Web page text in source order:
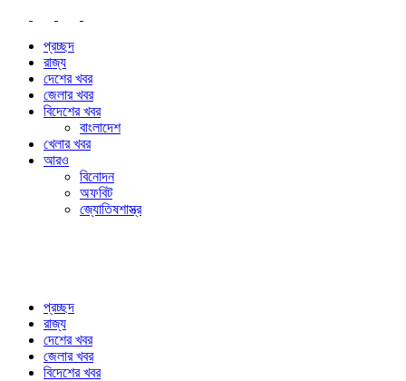
প্রচ্ছদ
রাজ্য
দেশের খবর
জেলার খবর
বিদেশের খবর
বাংলাদেশ
খেলার খবর
আরও
বিনোদন
অফবিট
জ্যোতিষশাস্ত্র
প্রচ্ছদ
রাজ্য
দেশের খবর
জেলার খবর
বিদেশের খবর